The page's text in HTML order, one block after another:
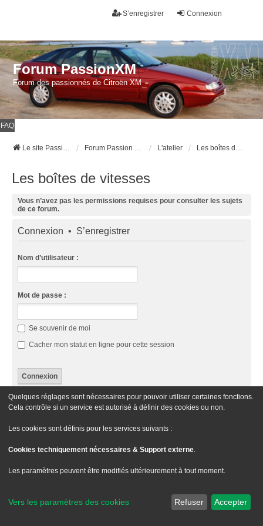
Connexion
S’enregistrer
Forum PassionXM
Forum des passionnés de Citroën XM
FAQ
Le site Passion XM Forum Passion XM L'atelier Les boîtes de vitesses
Les boîtes de vitesses
Vous n’avez pas les permissions requises pour consulter les sujets
de ce forum.
Connexion • S’enregistrer
Nom d’utilisateur :
Mot de passe :
Se souvenir de moi
Cacher mon statut en ligne pour cette session
Cette catégorie n’a pas de forum.
Stylewe_universalcreated by INVENTEA & v12mike
Quelques réglages sont nécessaires pour pouvoir utiliser certaines fonctions.
Cela contrôle si un service est autorisé à définir des cookies ou non.
Les cookies sont définis pour les services suivants :
Cookies techniquement nécessaires & Support externe.
Les paramètres peuvent être modifiés ultérieurement à tout moment.
Vers les paramètres des cookies Refuser Accepter